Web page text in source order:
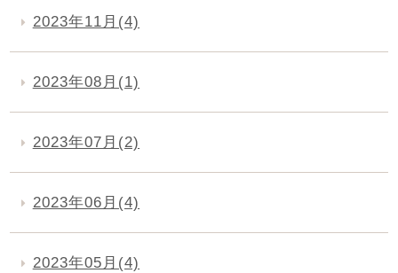
2023年11月(4)
2023年08月(1)
2023年07月(2)
2023年06月(4)
2023年05月(4)